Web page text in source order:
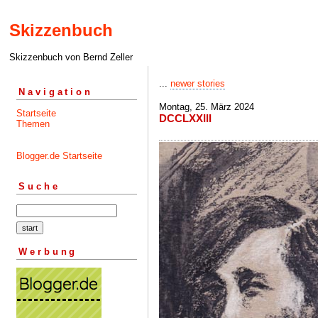
Skizzenbuch
Skizzenbuch von Bernd Zeller
Navigation
Startseite
Themen
Blogger.de Startseite
Suche
Werbung
... newer stories
Montag, 25. März 2024
DCCLXXIII